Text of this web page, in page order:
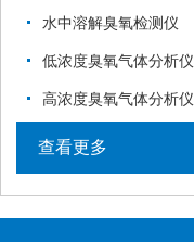
水中溶解臭氧检测仪
低浓度臭氧气体分析仪
高浓度臭氧气体分析仪
查看更多